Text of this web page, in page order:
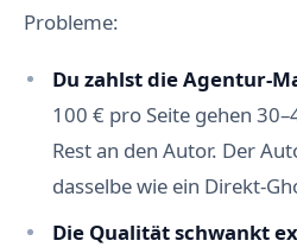
Probleme:
Du zahlst die Agentur-
100 € pro Seite gehen
Rest an den Autor. Der
dasselbe wie ein Direkt-
Die Qualität schwankt